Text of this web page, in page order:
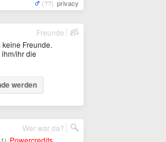
(??) privacy
Freunde.
ihr die
werden
Freunde
Powercredits
Wer war da?